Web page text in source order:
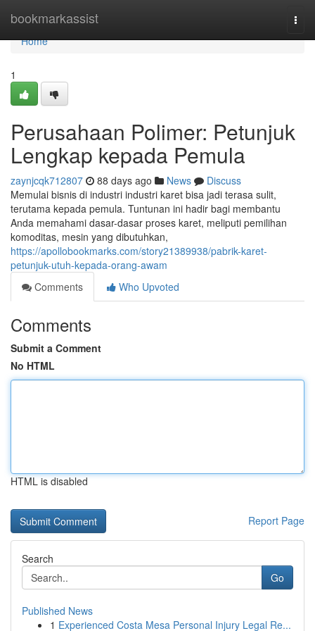
bookmarkassist
Home
Home
1
Perusahaan Polimer: Petunjuk
Lengkap kepada Pemula
zaynjcqk712807 88 days ago News
Discuss
Memulai bisnis di industri industri karet bisa jadi terasa sulit,
terutama kepada pemula. Tuntunan ini hadir bagi membantu
Anda memahami dasar-dasar proses karet, meliputi pemilihan
komoditas, mesin yang dibutuhkan,
https://apollobookmarks.com/story21389938/pabrik-karet-
petunjuk-utuh-kepada-orang-awam
Comments
Who Upvoted
Comments
Submit a Comment
No HTML
HTML is disabled
Report Page
Search
Go
Published News
1 Experienced Costa Mesa Personal Injury Legal Re...